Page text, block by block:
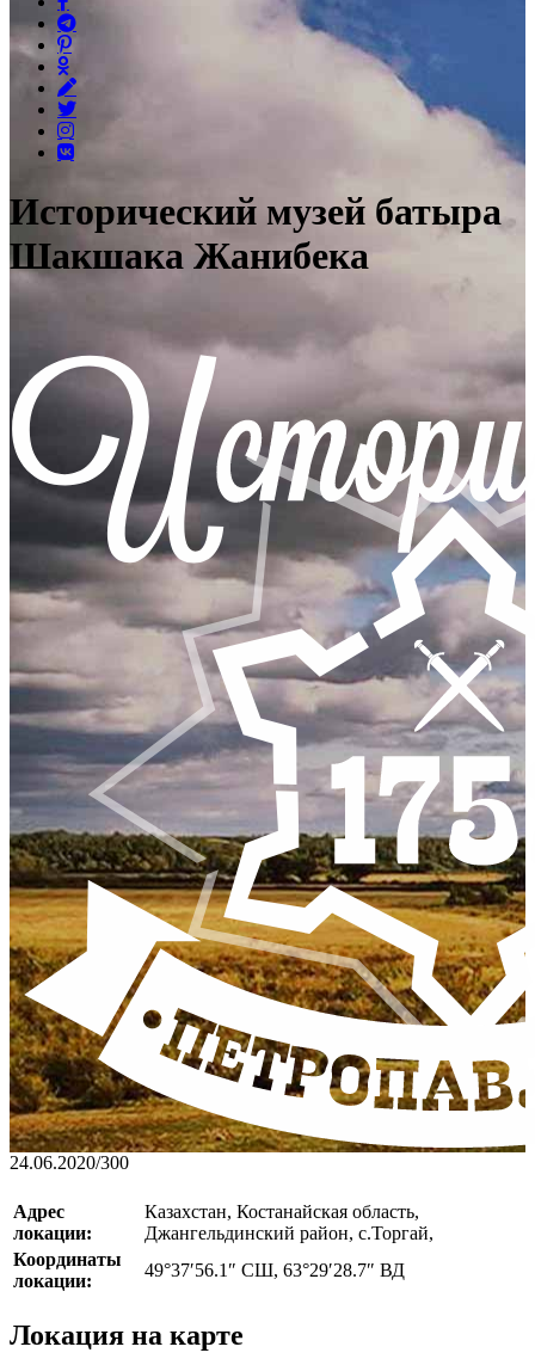
Исторический музей батыра
Шакшака Жанибека
24.06.2020/300
Адрес
локации:
Казахстан, Костанайская область,
Джангельдинский район, с.Торгай,
Координаты
локации:
49°37′56.1″ СШ, 63°29′28.7″ ВД
Локация на карте